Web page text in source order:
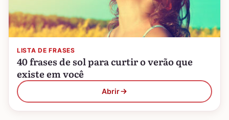
LISTA DE FRASES
40 frases de sol para curtir o verão que
existe em você
Abrir